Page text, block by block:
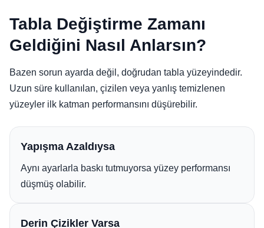
Tabla Değiştirme Zamanı
Geldiğini Nasıl Anlarsın?
Bazen sorun ayarda değil, doğrudan tabla yüzeyindedir.
Uzun süre kullanılan, çizilen veya yanlış temizlenen
yüzeyler ilk katman performansını düşürebilir.
Yapışma Azaldıysa
Aynı ayarlarla baskı tutmuyorsa yüzey performansı
düşmüş olabilir.
Derin Çizikler Varsa